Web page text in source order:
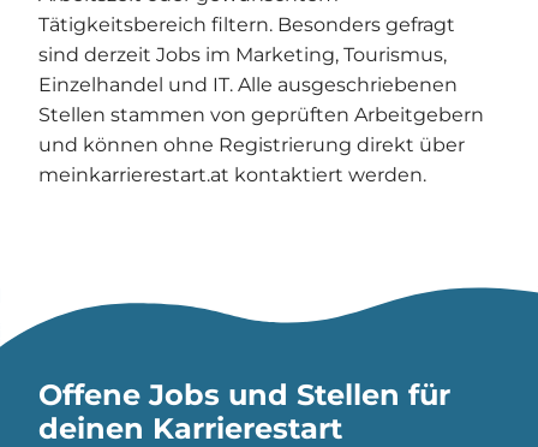
Tätigkeitsbereich filtern. Besonders gefragt
sind derzeit Jobs im Marketing, Tourismus,
Einzelhandel und IT. Alle ausgeschriebenen
Stellen stammen von geprüften Arbeitgebern
und können ohne Registrierung direkt über
meinkarrierestart.at kontaktiert werden.
Offene Jobs und Stellen für
deinen Karrierestart